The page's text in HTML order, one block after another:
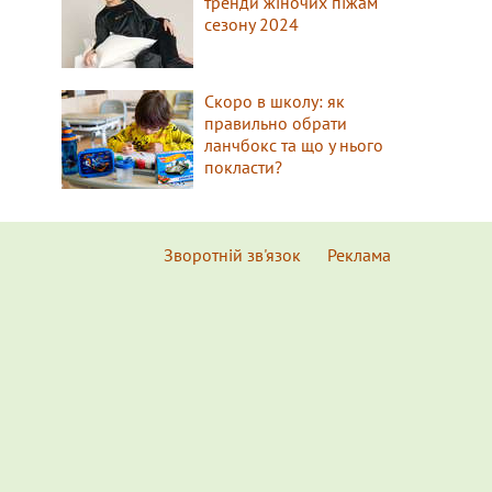
сезону 2024
Скоро в школу: як
правильно обрати
ланчбокс та що у нього
покласти?
Зворотній зв'язок Реклама